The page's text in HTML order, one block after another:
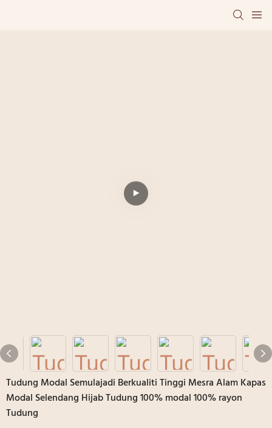
Tudung Modal Semulajadi Berkualiti Tinggi Mesra Alam Kapas
Modal Selendang Hijab Tudung 100% modal 100% rayon
Tudung